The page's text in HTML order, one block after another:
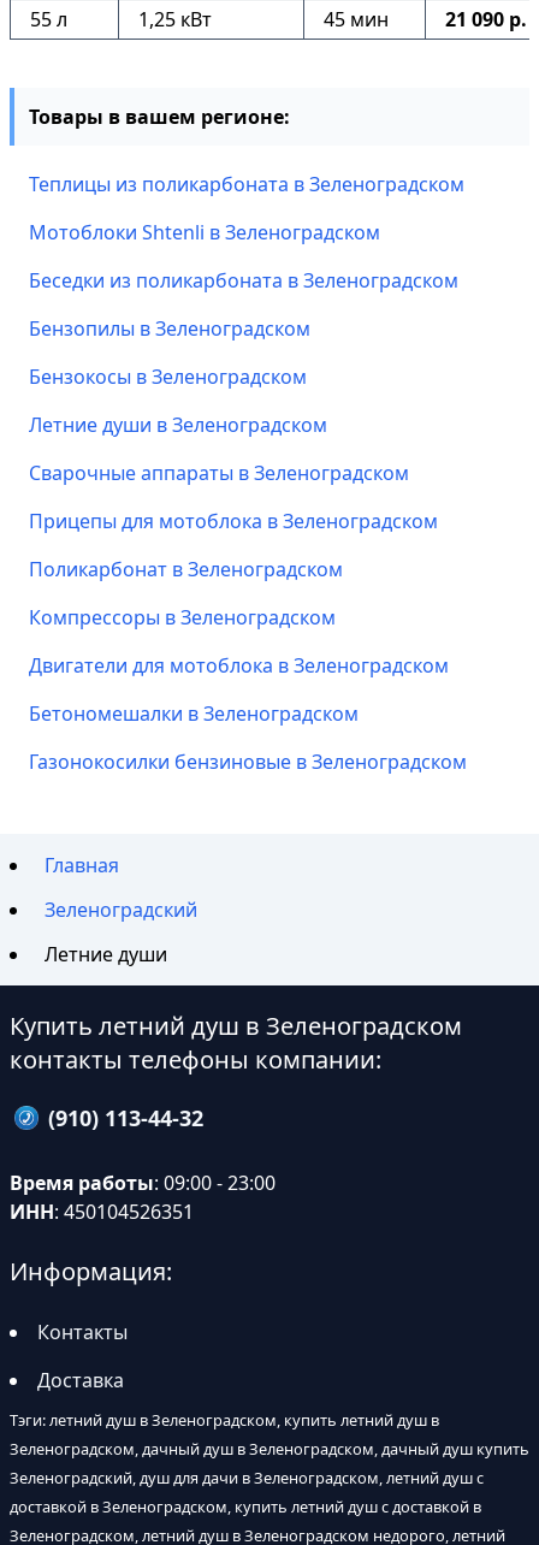
55 л 1,25 кВт 45 мин 21 090 р.
Товары в вашем регионе:
Теплицы из поликарбоната в Зеленоградском
Мотоблоки Shtenli в Зеленоградском
Беседки из поликарбоната в Зеленоградском
Бензопилы в Зеленоградском
Бензокосы в Зеленоградском
Летние души в Зеленоградском
Сварочные аппараты в Зеленоградском
Прицепы для мотоблока в Зеленоградском
Поликарбонат в Зеленоградском
Компрессоры в Зеленоградском
Двигатели для мотоблока в Зеленоградском
Бетономешалки в Зеленоградском
Газонокосилки бензиновые в Зеленоградском
Главная
Зеленоградский
Летние души
Купить летний душ в Зеленоградском
контакты телефоны компании:
(910) 113-44-32
Время работы: 09:00 - 23:00
ИНН: 450104526351
Информация:
Контакты
Доставка
Тэги: летний душ в Зеленоградском, купить летний душ в
Зеленоградском, дачный душ в Зеленоградском, дачный душ купить
Зеленоградский, душ для дачи в Зеленоградском, летний душ с
доставкой в Зеленоградском, купить летний душ с доставкой в
Зеленоградском, летний душ в Зеленоградском недорого, летний